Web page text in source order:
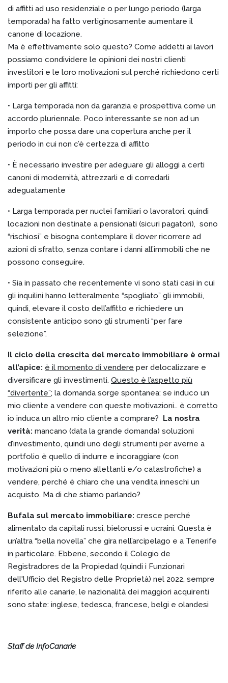
di affitti ad uso residenziale o per lungo periodo (larga
temporada) ha fatto vertiginosamente aumentare il
canone di locazione.
Ma è effettivamente solo questo? Come addetti ai lavori
possiamo condividere le opinioni dei nostri clienti
investitori e le loro motivazioni sul perché richiedono certi
importi per gli affitti:
• Larga temporada non da garanzia e prospettiva come un
accordo pluriennale. Poco interessante se non ad un
importo che possa dare una copertura anche per il
periodo in cui non c’è certezza di affitto
• È necessario investire per adeguare gli alloggi a certi
canoni di modernità, attrezzarli e di corredarli
adeguatamente
• Larga temporada per nuclei familiari o lavoratori, quindi
locazioni non destinate a pensionati (sicuri pagatori), sono
“rischiosi” e bisogna contemplare il dover ricorrere ad
azioni di sfratto, senza contare i danni all’immobili che ne
possono conseguire.
• Sia in passato che recentemente vi sono stati casi in cui
gli inquilini hanno letteralmente “spogliato” gli immobili,
quindi, elevare il costo dell’affitto e richiedere un
consistente anticipo sono gli strumenti “per fare
selezione”.
Il ciclo della crescita del mercato immobiliare è ormai
all’apice: è il momento di vendere per delocalizzare e
diversificare gli investimenti. Questo è l’aspetto più
“divertente”; la domanda sorge spontanea: se induco un
mio cliente a vendere con queste motivazioni… è corretto
io induca un altro mio cliente a comprare? La nostra
verità: mancano (data la grande domanda) soluzioni
d’investimento, quindi uno degli strumenti per averne a
portfolio è quello di indurre e incoraggiare (con
motivazioni più o meno allettanti e/o catastrofiche) a
vendere, perché è chiaro che una vendita inneschi un
acquisto. Ma di che stiamo parlando?
Bufala sul mercato immobiliare: cresce perché
alimentato da capitali russi, bielorussi e ucraini. Questa è
un’altra “bella novella” che gira nell’arcipelago e a Tenerife
in particolare. Ebbene, secondo il Colegio de
Registradores de la Propiedad (quindi i Funzionari
dell'Ufficio del Registro delle Proprietà) nel 2022, sempre
riferito alle canarie, le nazionalità dei maggiori acquirenti
sono state: inglese, tedesca, francese, belgi e olandesi
Staff de InfoCanarie